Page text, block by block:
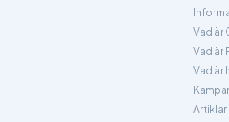
Vad är
Vad är
Vad är